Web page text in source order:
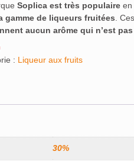
Soplica est très populaireen
gamme de liqueurs fruitées .
aucun arôme qui n’est
: Liqueur aux fruits
30%